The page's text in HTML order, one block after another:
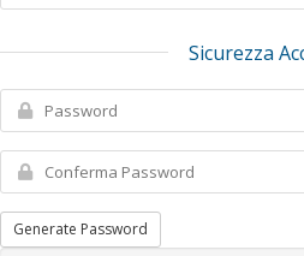
Sicurezza
Generate Password